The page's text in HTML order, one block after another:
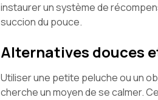
instaurer un système de
succion du pouce.
Alternatives douces
Utiliser une petite peluche ou un
cherche un moyen de se calmer.